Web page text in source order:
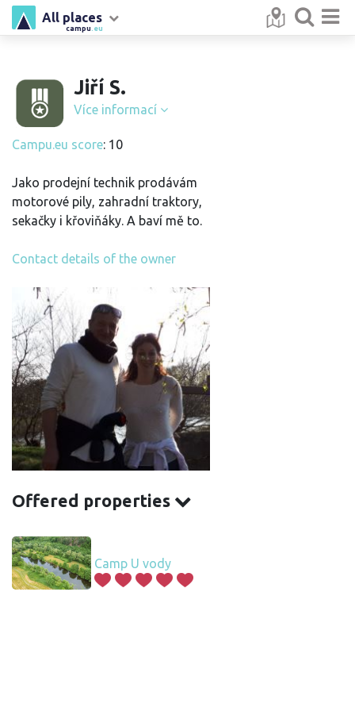
campu .eu
All places
Jiří S.
Více informací
Campu.eu score: 10
Jako prodejní technik prodávám
motorové pily, zahradní traktory,
sekačky i křoviňáky. A baví mě to.
Contact details of the owner
Offered properties
Camp U vody